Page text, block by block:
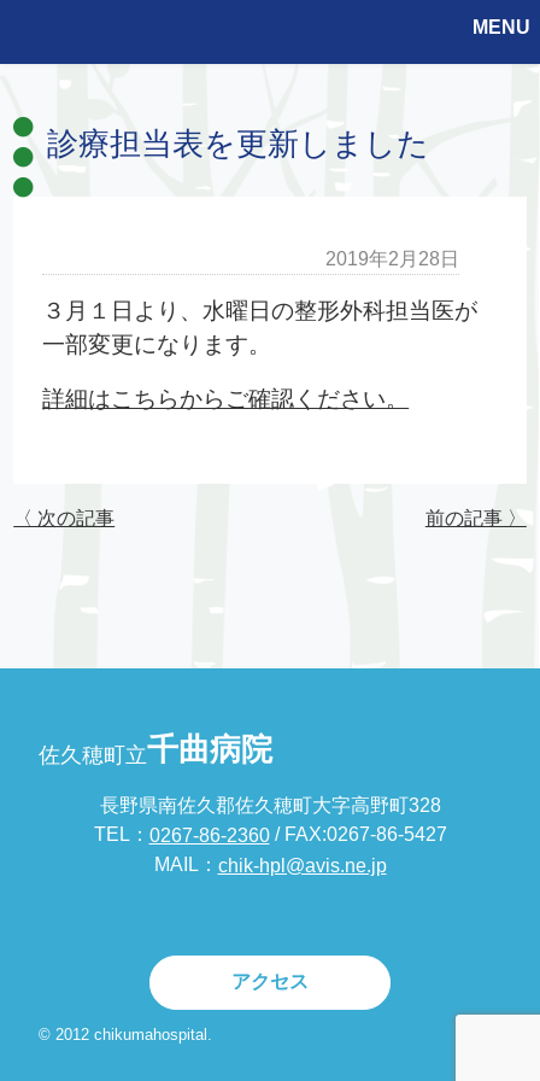
MENU
診療担当表を更新しました
2019年2月28日
３月１日より、水曜日の整形外科担当医が
一部変更になります。
詳細はこちらからご確認ください。
〈 次の記事 前の記事 〉
佐久穂町立千曲病院
長野県南佐久郡佐久穂町大字高野町328
TEL： 0267-86-2360/ FAX:0267-86-5427
MAIL： chik-hpl@avis.ne.jp
アクセス
© 2012 chikumahospital.